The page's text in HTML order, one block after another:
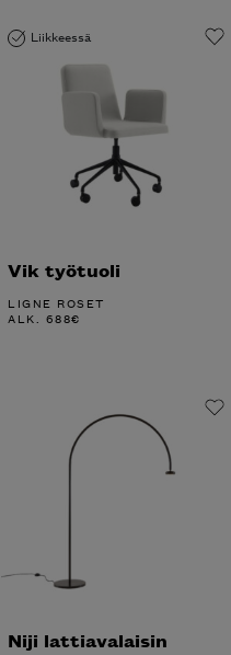
Liikkeessä
Vik työtuoli
LIGNE ROSET
ALK. 688€
Niji lattiavalaisin